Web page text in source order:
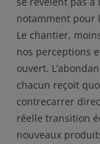
notamment pour
Le chantier,
nos perceptions
ouvert.
chacun reçoit
contrecarrer
réelle transition
nouveaux